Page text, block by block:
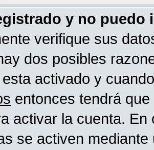
y no puedo
verifique sus
dos posibles
activado y
entonces tendrá
activar la cuenta.
se activen